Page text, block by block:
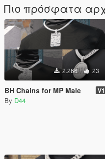
Πιο πρόσφατα
2.266 23
BH Chains for MP Male V1
By D44